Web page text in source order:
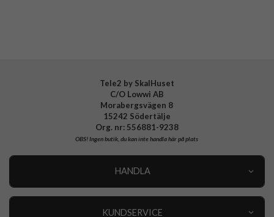
Tele2 by SkalHuset
C/O Lowwi AB
Morabergsvägen 8
15242 Södertälje
Org. nr: 556881-9238
OBS!Ingen butik, du kan inte handla här på plats
HANDLA
KUNDSERVICE